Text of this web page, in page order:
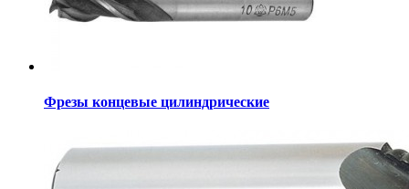
Фрезы концевые цилиндрические